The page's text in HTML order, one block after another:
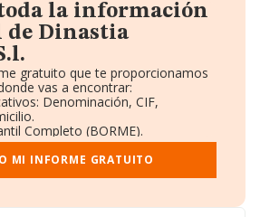
la información
de Dinastia
gratuito que te proporcionamos
vas a encontrar:
Denominación, CIF,
Completo (BORME).
Ventas y Empleados.
y Administradores.
MI INFORME GRATUITO